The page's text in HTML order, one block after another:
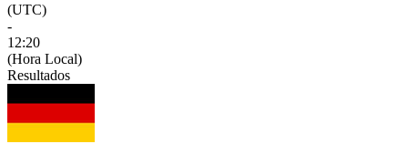
(UTC)
-
12:20
(Hora Local)
Resultados